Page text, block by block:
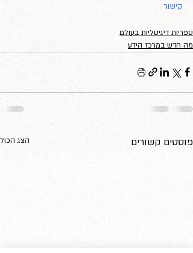
קישור
ספריות דיגיטליות בעולם
מה חדש במרכז הידע
פוסטים קשורים הצג הכול